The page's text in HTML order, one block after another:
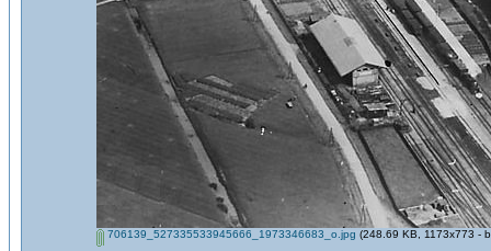
706139_527335533945666_1973346683_o.jpg (248.69 KB, 1173x773 -